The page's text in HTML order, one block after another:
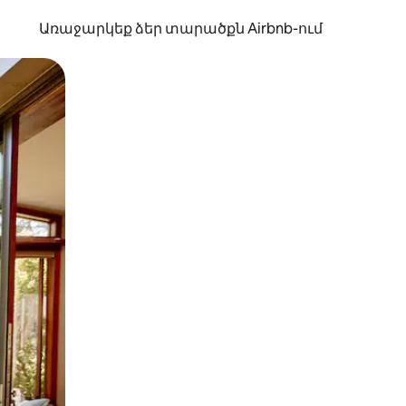
Առաջարկեք ձեր տարածքն Airbnb-ում
կամ մատը սահեցնելով։